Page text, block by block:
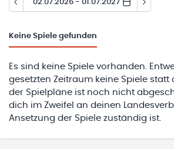
02.07.2026 - 01.07.2027
Keine Spiele gefunden
Es sind keine Spiele vorhanden.
gesetzten Zeitraum keine Spiele statt
der Spielpläne ist noch nicht
dich im Zweifel an deinen
Ansetzung der Spiele zuständig ist.